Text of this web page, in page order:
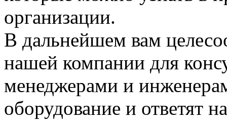
организации.
В дальнейшем вам
нашей компании для
менеджерами и
оборудование и ответят